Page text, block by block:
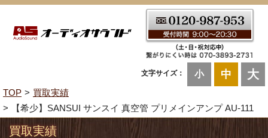
文字サイズ： 小 中 大
TOP
買取実績
【希少】SANSUI サンスイ 真空管 プリメインアンプ AU-111
買取実績